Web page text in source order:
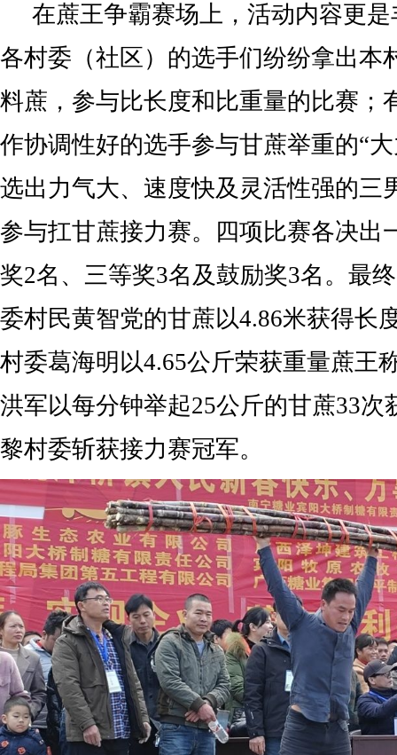
在蔗王争霸赛场上，活动内容更
各村委（社区）的选手们纷纷拿出本
料蔗，参与比长度和比重量的比赛；
作协调性好的选手参与甘蔗举重的“
选出力气大、速度快及灵活性强的三
参与扛甘蔗接力赛。四项比赛各决出
奖2名、三等奖3名及鼓励奖3名。最
委村民黄智党的甘蔗以4.86米获得长
村委葛海明以4.65公斤荣获重量蔗王
洪军以每分钟举起25公斤的甘蔗33次
黎村委斩获接力赛冠军。